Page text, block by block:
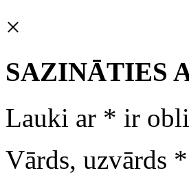
×
SAZINĀTIES
Lauki ar * ir
Vārds, uzvārds *